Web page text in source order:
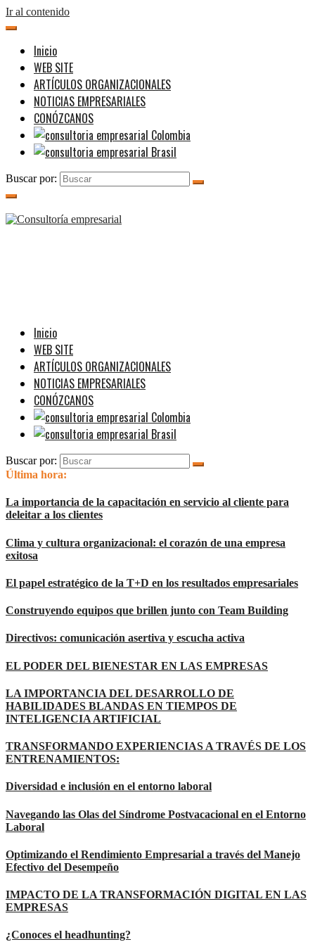
Ir al contenido
Inicio
WEB SITE
ARTÍCULOS ORGANIZACIONALES
NOTICIAS EMPRESARIALES
CONÓZCANOS
Buscar por:
Inicio
WEB SITE
ARTÍCULOS ORGANIZACIONALES
NOTICIAS EMPRESARIALES
CONÓZCANOS
Buscar por:
Última hora:
La importancia de la capacitación en servicio al cliente para
deleitar a los clientes
Clima y cultura organizacional: el corazón de una empresa
exitosa
El papel estratégico de la T+D en los resultados empresariales
Construyendo equipos que brillen junto con Team Building
Directivos: comunicación asertiva y escucha activa
EL PODER DEL BIENESTAR EN LAS EMPRESAS
LA IMPORTANCIA DEL DESARROLLO DE
HABILIDADES BLANDAS EN TIEMPOS DE
INTELIGENCIA ARTIFICIAL
TRANSFORMANDO EXPERIENCIAS A TRAVÉS DE LOS
ENTRENAMIENTOS:
Diversidad e inclusión en el entorno laboral
Navegando las Olas del Síndrome Postvacacional en el Entorno
Laboral
Optimizando el Rendimiento Empresarial a través del Manejo
Efectivo del Desempeño
IMPACTO DE LA TRANSFORMACIÓN DIGITAL EN LAS
EMPRESAS
¿Conoces el headhunting?